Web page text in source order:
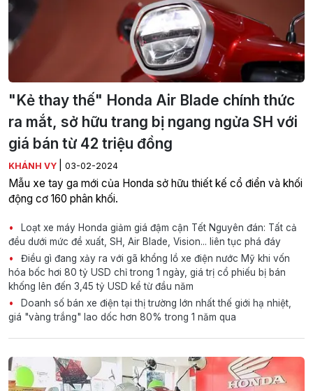
"Kẻ thay thế" Honda Air Blade chính thức
ra mắt, sở hữu trang bị ngang ngửa SH với
giá bán từ 42 triệu đồng
KHÁNH VY 03-02-2024
Mẫu xe tay ga mới của Honda sở hữu thiết kế cổ điển và khối
động cơ 160 phân khối.
Loạt xe máy Honda giảm giá đậm cận Tết Nguyên đán: Tất cả
đều dưới mức đề xuất, SH, Air Blade, Vision... liên tục phá đáy
Điều gì đang xảy ra với gã khổng lồ xe điện nước Mỹ khi vốn
hóa bốc hơi 80 tỷ USD chỉ trong 1 ngày, giá trị cổ phiếu bị bán
khống lên đến 3,45 tỷ USD kể từ đầu năm
Doanh số bán xe điện tại thị trường lớn nhất thế giới hạ nhiệt,
giá "vàng trắng" lao dốc hơn 80% trong 1 năm qua